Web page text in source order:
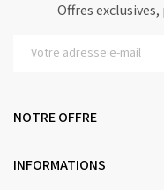
Offres
NOTRE OFFRE
INFORMATIONS